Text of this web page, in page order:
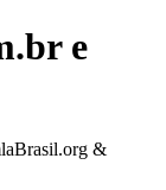
e
&